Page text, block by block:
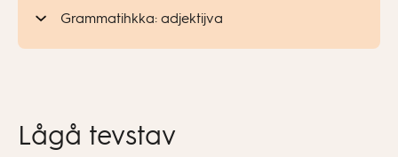
Grammatihkka: adjektijva
Lågå tevstav